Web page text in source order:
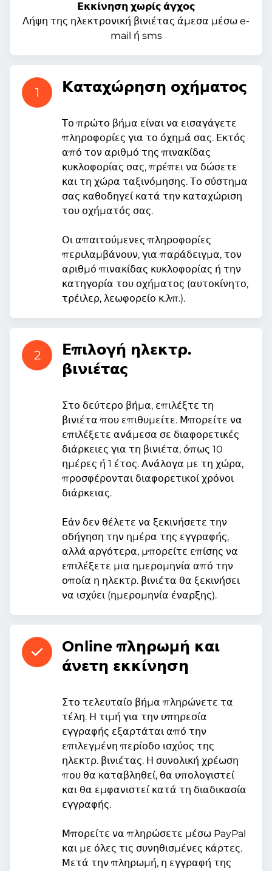
Εκκίνηση χωρίς άγχος
Λήψη της ηλεκτρονική βινιέτας άμεσα μέσω e-
mail ή sms
1 Καταχώρηση οχήματος
Το πρώτο βήμα είναι να εισαγάγετε
πληροφορίες για το όχημά σας. Εκτός
από τον αριθμό της πινακίδας
κυκλοφορίας σας, πρέπει να δώσετε
και τη χώρα ταξινόμησης. Το σύστημα
σας καθοδηγεί κατά την καταχώριση
του οχήματός σας.
Οι απαιτούμενες πληροφορίες
περιλαμβάνουν, για παράδειγμα, τον
αριθμό πινακίδας κυκλοφορίας ή την
κατηγορία του οχήματος (αυτοκίνητο,
τρέιλερ, λεωφορείο κ.λπ.).
2
Επιλογή ηλεκτρ.
βινιέτας
Στο δεύτερο βήμα, επιλέξτε τη
βινιέτα που επιθυμείτε. Μπορείτε να
επιλέξετε ανάμεσα σε διαφορετικές
διάρκειες για τη βινιέτα, όπως 10
ημέρες ή 1 έτος. Ανάλογα με τη χώρα,
προσφέρονται διαφορετικοί χρόνοι
διάρκειας.
Εάν δεν θέλετε να ξεκινήσετε την
οδήγηση την ημέρα της εγγραφής,
αλλά αργότερα, μπορείτε επίσης να
επιλέξετε μια ημερομηνία από την
οποία η ηλεκτρ. βινιέτα θα ξεκινήσει
να ισχύει (ημερομηνία έναρξης).
Online πληρωμή και
άνετη εκκίνηση
Στο τελευταίο βήμα πληρώνετε τα
τέλη. Η τιμή για την υπηρεσία
εγγραφής εξαρτάται από την
επιλεγμένη περίοδο ισχύος της
ηλεκτρ. βινιέτας. Η συνολική χρέωση
που θα καταβληθεί, θα υπολογιστεί
και θα εμφανιστεί κατά τη διαδικασία
εγγραφής.
Μπορείτε να πληρώσετε μέσω PayPal
και με όλες τις συνηθισμένες κάρτες.
Μετά την πληρωμή, η εγγραφή της